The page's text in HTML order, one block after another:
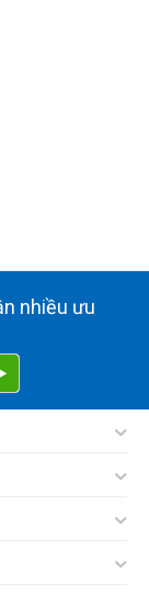
nhiều ưu